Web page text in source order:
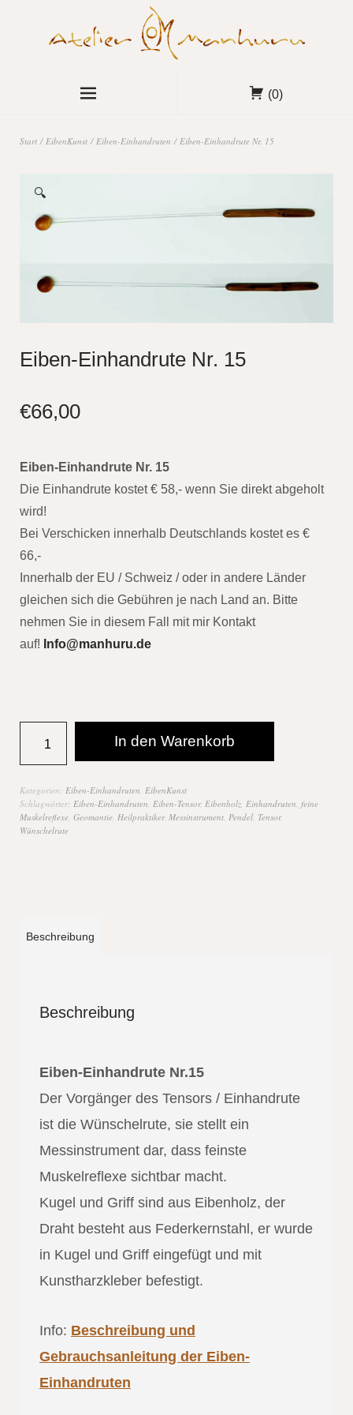
(0)
Start / EibenKunst / Eiben-Einhandruten / Eiben-Einhandrute Nr. 15
🔍
Eiben-Einhandrute Nr. 15
€66,00
Eiben-Einhandrute Nr. 15
Die Einhandrute kostet € 58,- wenn Sie direkt abgeholt
wird!
Bei Verschicken innerhalb Deutschlands kostet es €
66,-
Innerhalb der EU / Schweiz / oder in andere Länder
gleichen sich die Gebühren je nach Land an. Bitte
nehmen Sie in diesem Fall mit mir Kontakt
auf! Info@manhuru.de
In den Warenkorb
Kategorien: Eiben-Einhandruten EibenKunst
Schlagwörter: Eiben-Einhandruten Eiben-Tensor, Eibenholz Einhandruten feine
Muskelreflexe Geomantie Heilpraktiker, Messinstrument Pendel Tensor,
Wünschelrute
Beschreibung
Beschreibung
Eiben-Einhandrute Nr.15
Der Vorgänger des Tensors / Einhandrute
ist die Wünschelrute, sie stellt ein
Messinstrument dar, dass feinste
Muskelreflexe sichtbar macht.
Kugel und Griff sind aus Eibenholz, der
Draht besteht aus Federkernstahl, er wurde
in Kugel und Griff eingefügt und mit
Kunstharzkleber befestigt.
Info: Beschreibung und
Gebrauchsanleitung der Eiben-
Einhandruten